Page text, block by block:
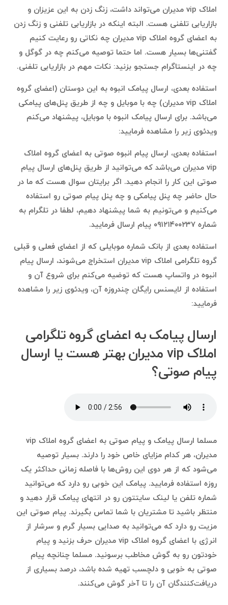
املاک vip مدیران می‌تواند داشت، زنگ زدن به این عزیزان و
بازاریابی تلفنی هست. البته اینکه در بازاریابی تلفنی و زنگ زدن
به اعضای گروه املاک vip مدیران چه نکاتی رو رعایت کنیم
گفتنی‌ها بسیار هست. اما حتما توصیه می‌کنم چه در گوگل و
چه در اینستاگرام جستجو بزنید: نکات مهم در بازاریابی تلفنی.
استفاده بعدی، ارسال پیامک انبوه به این دوستان (اعضای گروه
املاک vip مدیران) چه با موبایل و چه از طریق پنل‌های پیامکی
می‌باشد. برای ارسال پیامک انبوه با موبایل، پیشنهاد می‌کنم
ویدئوی زیر را مشاهده فرمایید:
استفاده بعدی، ارسال پیام انبوه صوتی به اعضای گروه املاک
vip مدیران می‌باشد که می‌توانید از طریق پنل‌های ارسال پیام
صوتی این کار را انجام دهید. اگر برایتان سوال هست که ما در
حال حاضر چه پنل پیامکی و چه پنل پیام صوتی رو استفاده
می‌کنیم و می‌تونیم به شما پیشنهاد دهیم، لطفا در تلگرام به
شماره ۰۹۱۲۱۴۰۰۲۳۷ پیام ارسال فرمایید.
استفاده بعدی از بانک شماره موبایلی که از اعضای فعلی و قبلی
گروه تلگرامی املاک vip مدیران استخراج می‌شوند، ارسال پیام
انبوه در واتساپ هست که توضیه می‌کنم برای شروع آن و
استفاده از لایسنس رایگان چندروزه آن، ویدئوی زیر را مشاهده
فرمایید:
ارسال پیامک به اعضای گروه تلگرامی
املاک vip مدیران بهتر هست یا ارسال
پیام صوتی؟
مسلما ارسال پیامک و پیام صوتی به اعضای گروه املاک vip
مدیران، هر کدام مزایای خاص خود را دارند. بسیار توصیه
می‌شود که از هر دوی این روش‌ها با فاصله زمانی حداکثر یک
روزه استفاده فرمایید. پیامک این خوبی رو دارد که می‌توانید
شماره تلفن یا لینک سایتتون رو در انتهای پیامک قرار دهید و
منتظر باشید تا مشتریان با شما تماس بگیرند. پیام صوتی این
مزیت رو دارد که می‌توانید به صدایی بسیار گرم و سرشار از
انرژی با اعضای گروه املاک vip مدیران حرف بزنید و پیام
خودتون رو به گوش مخاطب برسونید. مسلما چنانچه پیام
صوتی به خوبی و دلچسب تهیه شده باشد، درصد بسیاری از
دریافت‌کنندگان آن را تا آخر گوش می‌کنند.